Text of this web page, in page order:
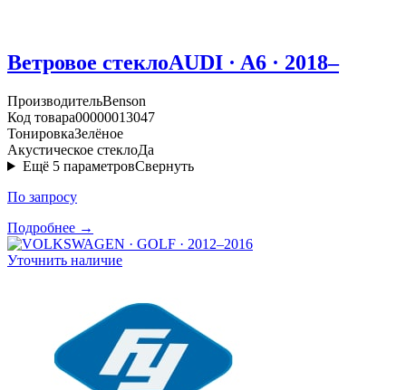
Ветровое стеклоAUDI · A6 · 2018–
ПроизводительBenson
Код товара00000013047
ТонировкаЗелёное
Акустическое стеклоДа
Ещё 5 параметровСвернуть
По запросу
Подробнее →
Уточнить наличие